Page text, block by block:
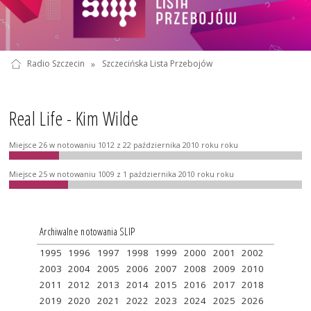
Radio Szczecin » Szczecińska Lista Przebojów
Real Life - Kim Wilde
Miejsce 26 w notowaniu 1012 z 22 października 2010 roku roku
Miejsce 25 w notowaniu 1009 z 1 października 2010 roku roku
Archiwalne notowania SLIP
1995 1996 1997 1998 1999 2000 2001
2002
2003 2004 2005 2006 2007 2008 2009 2010
2011
2012 2013 2014 2015 2016 2017 2018
2019 2020 2021 2022 2023 2024 2025 2026